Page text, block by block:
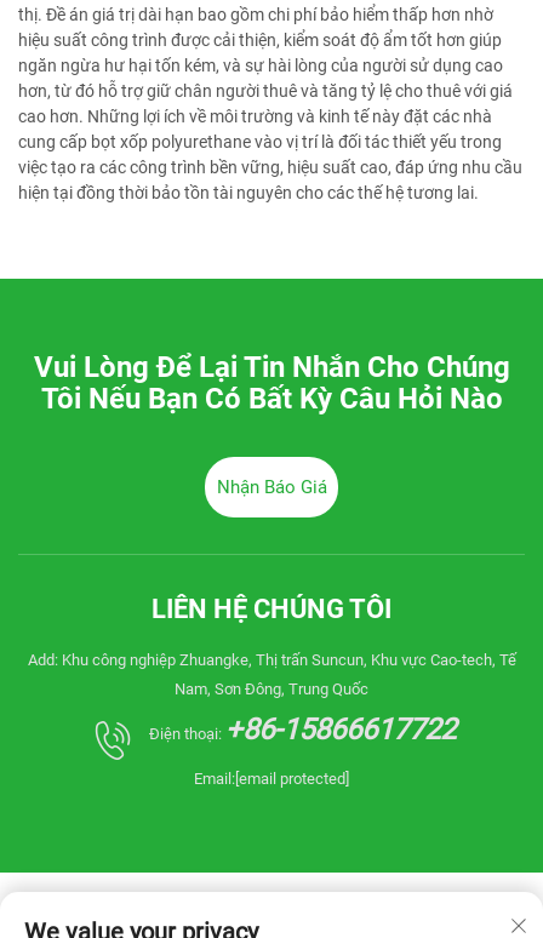
thị. Đề án giá trị dài hạn bao gồm chi phí bảo hiểm thấp hơn nhờ
hiệu suất công trình được cải thiện, kiểm soát độ ẩm tốt hơn giúp
ngăn ngừa hư hại tốn kém, và sự hài lòng của người sử dụng cao
hơn, từ đó hỗ trợ giữ chân người thuê và tăng tỷ lệ cho thuê với giá
cao hơn. Những lợi ích về môi trường và kinh tế này đặt các nhà
cung cấp bọt xốp polyurethane vào vị trí là đối tác thiết yếu trong
việc tạo ra các công trình bền vững, hiệu suất cao, đáp ứng nhu cầu
hiện tại đồng thời bảo tồn tài nguyên cho các thế hệ tương lai.
Vui Lòng Để Lại Tin Nhắn Cho Chúng
Tôi Nếu Bạn Có Bất Kỳ Câu Hỏi Nào
Nhận Báo Giá
LIÊN HỆ CHÚNG TÔI
Add: Khu công nghiệp Zhuangke, Thị trấn Suncun, Khu vực Cao-tech, Tế
Nam, Sơn Đông, Trung Quốc
Điện thoại: +86-15866617722
Email:[email protected]
We value your privacy